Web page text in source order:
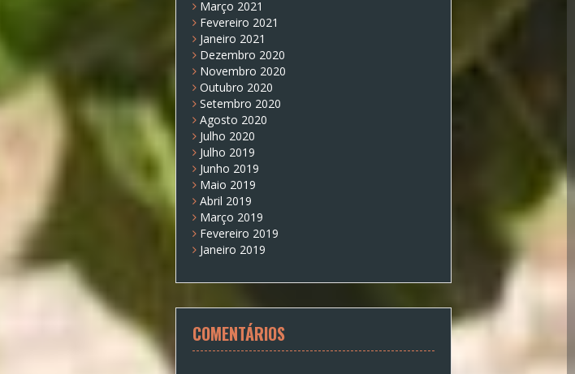
Março 2021
Fevereiro 2021
Janeiro 2021
Dezembro 2020
Novembro 2020
Outubro 2020
Setembro 2020
Agosto 2020
Julho 2020
Julho 2019
Junho 2019
Maio 2019
Abril 2019
Março 2019
Fevereiro 2019
Janeiro 2019
COMENTÁRIOS